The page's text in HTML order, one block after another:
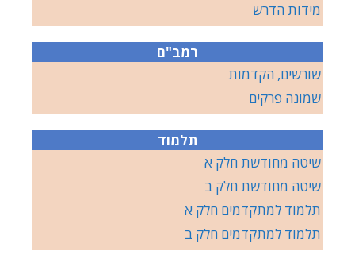
מידות הדרש
רמב"ם
שורשים, הקדמות
שמונה פרקים
תלמוד
שיטה מחודשת חלק א
שיטה מחודשת חלק ב
תלמוד למתקדמים חלק א
תלמוד למתקדמים חלק ב